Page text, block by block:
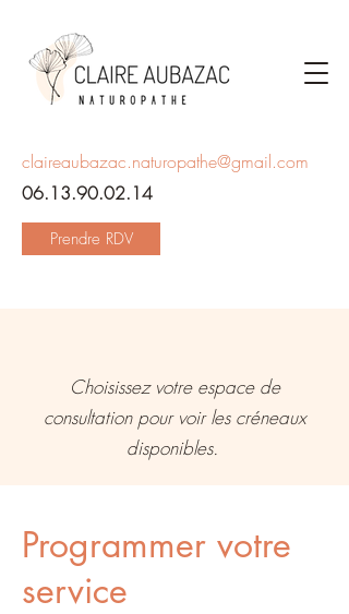
claireaubazac.naturopathe@gmail.com
06.13.90.02.14
Prendre RDV
Choisissez votre espace de
consultation pour voir les créneaux
disponibles.
Programmer votre
service